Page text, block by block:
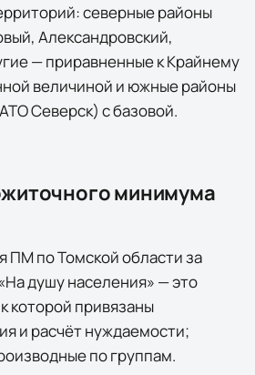
северные районы
Александровский,
— приравненные к Крайнему
величиной и южные районы
Северск) с базовой.
минимума
ПМ поТомской областиза
душу населения» — это
которой привязаны
и расчёт нуждаемости;
по группам.